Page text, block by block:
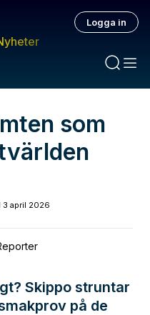
Logga in
som
3 april 2026
Skippo struntar
på de